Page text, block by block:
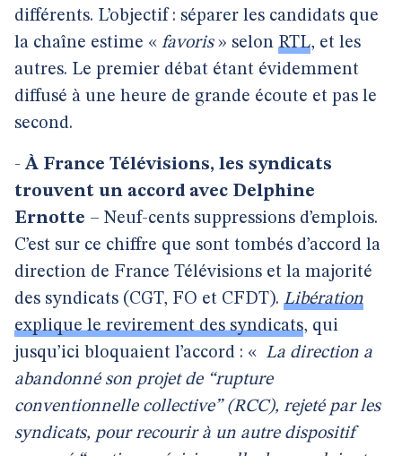
différents. L’objectif : séparer les candidats que
la chaîne estime « favoris» selon RTL, et les
autres. Le premier débat étant évidemment
diffusé à une heure de grande écoute et pas le
second.
-À France Télévisions, les syndicats
trouvent un accord avec Delphine
Ernotte – Neuf-cents suppressions d’emplois.
C’est sur ce chiffre que sont tombés d’accord la
direction de France Télévisions et la majorité
des syndicats (CGT, FO et CFDT). Libération
explique le revirement des syndicats, qui
jusqu’ici bloquaient l’accord : « La direction a
abandonné son projet de “rupture
conventionnelle collective” (RCC), rejeté par les
syndicats, pour recourir à un autre dispositif